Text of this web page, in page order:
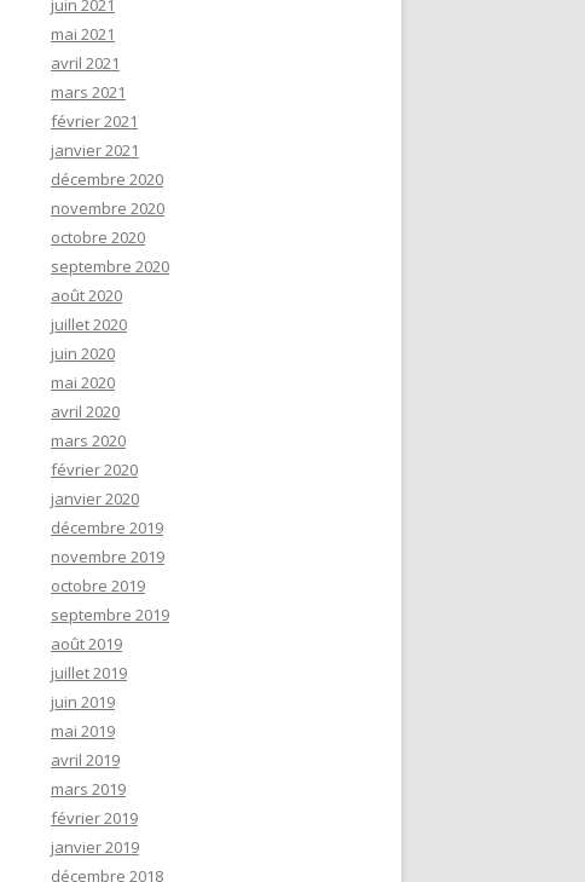
juin 2021
mai 2021
avril 2021
mars 2021
février 2021
janvier 2021
décembre 2020
novembre 2020
octobre 2020
septembre 2020
août 2020
juillet 2020
juin 2020
mai 2020
avril 2020
mars 2020
février 2020
janvier 2020
décembre 2019
novembre 2019
octobre 2019
septembre 2019
août 2019
juillet 2019
juin 2019
mai 2019
avril 2019
mars 2019
février 2019
janvier 2019
décembre 2018